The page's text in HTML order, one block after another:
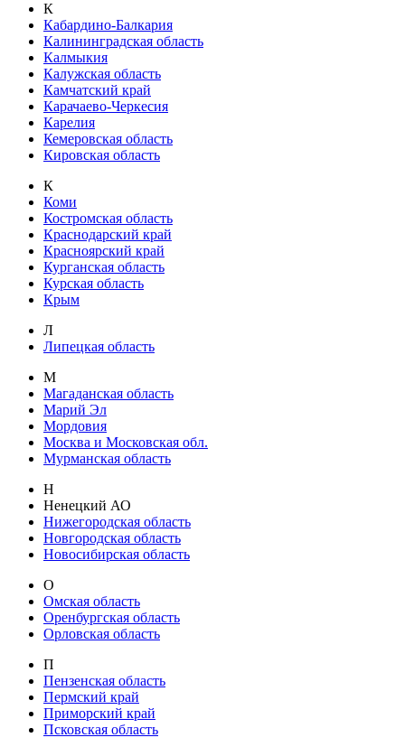
К
Кабардино-Балкария
Калининградская область
Калмыкия
Калужская область
Камчатский край
Карачаево-Черкесия
Карелия
Кемеровская область
Кировская область
К
Коми
Костромская область
Краснодарский край
Красноярский край
Курганская область
Курская область
Крым
Л
Липецкая область
М
Магаданская область
Марий Эл
Мордовия
Москва и Московская обл.
Мурманская область
Н
Ненецкий АО
Нижегородская область
Новгородская область
Новосибирская область
О
Омская область
Оренбургская область
Орловская область
П
Пензенская область
Пермский край
Приморский край
Псковская область